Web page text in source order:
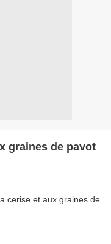
graines de pavot